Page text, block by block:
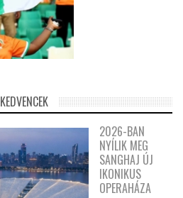
KEDVENCEK
2026-BAN
NYÍLIK MEG
SANGHAJ ÚJ
IKONIKUS
OPERAHÁZA